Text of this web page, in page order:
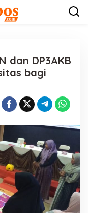
dan DP3AKB
bagi